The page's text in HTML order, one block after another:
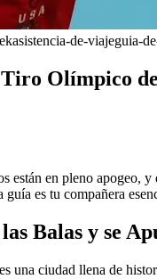
asistencia-de-viajeguia-
Olímpico
en pleno apogeo,
es tu compañera
Balas y se
una ciudad llena de